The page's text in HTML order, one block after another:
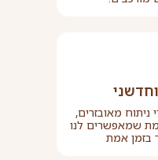
ניתוח מאובזרים,
שמאפשרים לנו
בזמן אמת